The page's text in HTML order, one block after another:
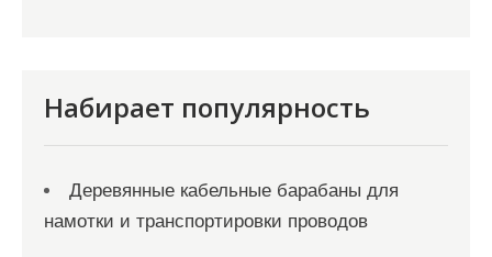
Набирает популярность
Деревянные кабельные барабаны для
намотки и транспортировки проводов